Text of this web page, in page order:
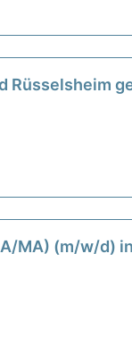
Rüsselsheim
MA) (m/w/d)